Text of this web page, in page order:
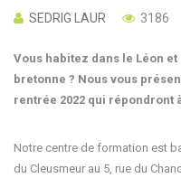
SEDRIG LAUR 3186
Vous habitez dans le Léon
bretonne ? Nous vous
rentrée 2022 qui répondront
Notre centre de formation est
du Cleusmeur au 5, rue du